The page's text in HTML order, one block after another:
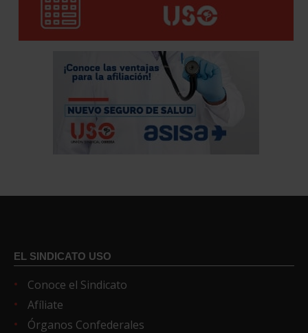
EL SINDICATO USO
Conoce el Sindicato
Afíliate
Órganos Confederales